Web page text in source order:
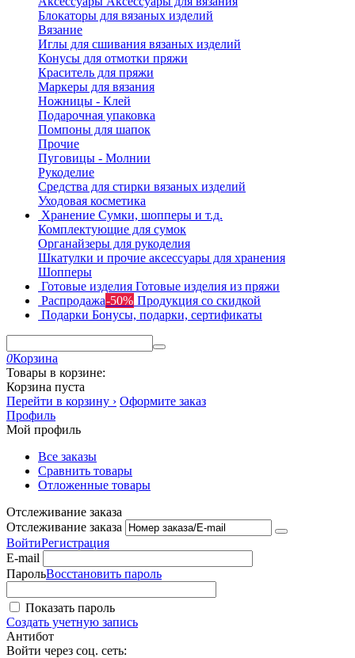
Блокаторы для вязаных изделий
Вязание
Иглы для сшивания вязаных изделий
Конусы для отмотки пряжи
Краситель для пряжи
Маркеры для вязания
Ножницы - Клей
Подарочная упаковка
Помпоны для шапок
Прочие
Пуговицы - Молнии
Рукоделие
Средства для стирки вязаных изделий
Уходовая косметика
Хранение Сумки, шопперы и т.д.
Комплектующие для сумок
Органайзеры для рукоделия
Шкатулки и прочие аксессуары для хранения
Шопперы
Готовые изделия Готовые изделия из пряжи
Распродажа-50% Продукция со скидкой
Подарки Бонусы, подарки, сертификаты
0Корзина
Товары в корзине:
Корзина пуста
Перейти в корзину › Оформите заказ
Профиль
Мой профиль
Все заказы
Сравнить товары
Отложенные товары
Отслеживание заказа
Отслеживание заказа
ВойтиРегистрация
E-mail
ПарольВосстановить пароль
Показать пароль
Создать учетную запись
Антибот
Войти через соц. сеть: